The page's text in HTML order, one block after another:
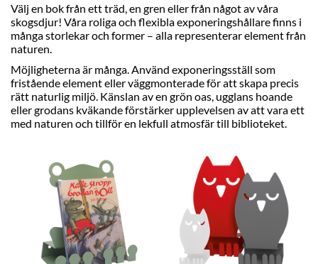
Välj en bok från ett träd, en gren eller från något av våra
skogsdjur! Våra roliga och flexibla exponeringshållare finns i
många storlekar och former – alla representerar element från
naturen.
Möjligheterna är många. Använd exponeringsställ som
fristående element eller väggmonterade för att skapa precis
rätt naturlig miljö. Känslan av en grön oas, ugglans hoande
eller grodans kväkande förstärker upplevelsen av att vara ett
med naturen och tillför en lekfull atmosfär till biblioteket.